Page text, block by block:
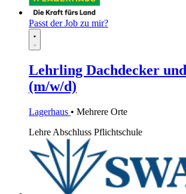
Passt der Job zu mir?
Lehrling Dachdecker
(m/w/d)
Lagerhaus • Mehrere Orte
Lehre Abschluss Pflichtschule